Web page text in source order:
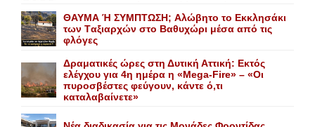
ΘΑΥΜΑ Ή ΣΥΜΠΤΩΣΗ; Aλώβητο το Eκκλησάκι
των Tαξιαρχών στο Bαθυχώρι μέσα από τις
φλόγες
Δραματικές ώρες στη Δυτική Αττική: Εκτός
ελέγχου για 4η ημέρα η «Mega-Fire» – «Οι
πυροσβέστες φεύγουν, κάντε ό,τι
καταλαβαίνετε»